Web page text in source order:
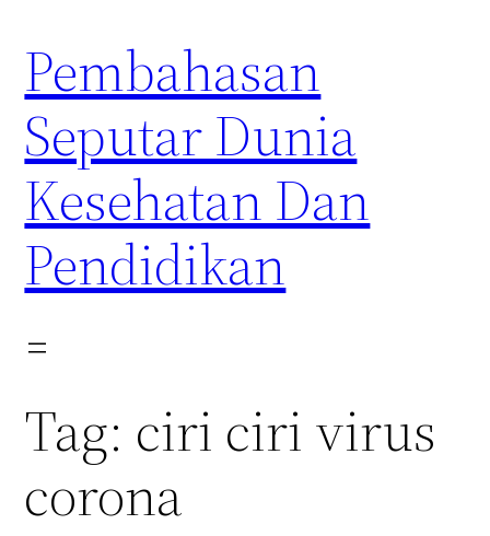
content
Pembahasan
Seputar Dunia
Kesehatan Dan
Pendidikan
Tag: ciri ciri virus
corona